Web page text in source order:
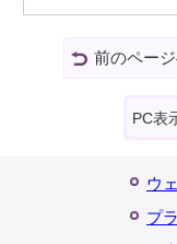
前のペー
PC表
ウ
プ